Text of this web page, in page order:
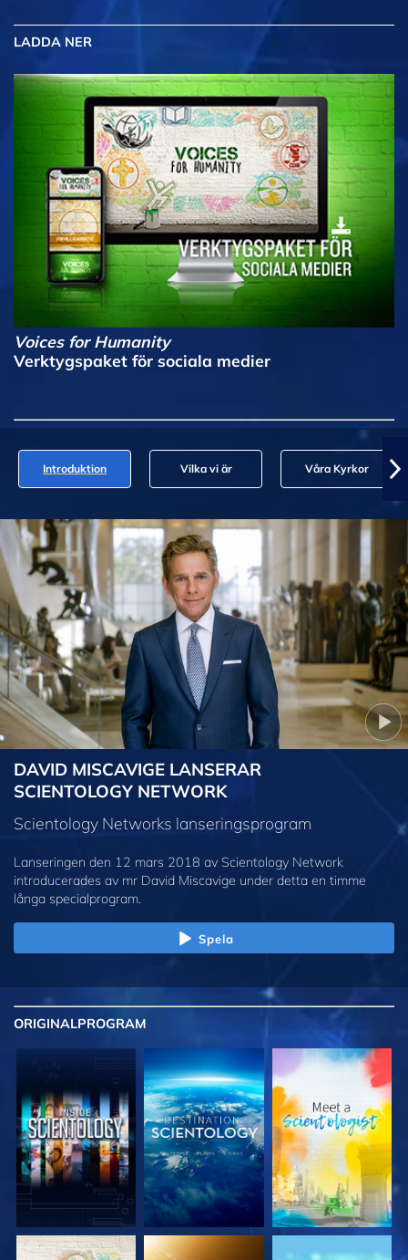
LADDA NER
Voices for Humanity
Verktygspaket för sociala medier
Introduktion Vilka vi är Våra Kyrkor
DAVID MISCAVIGE LANSERAR
SCIENTOLOGY NETWORK
Scientology Networks lanseringsprogram
Lanseringen den 12 mars 2018 av Scientology Network
introducerades av mr David Miscavige under detta en timme
långa specialprogram.
Spela
ORIGINALPROGRAM